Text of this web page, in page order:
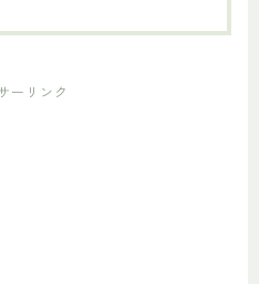
ーリンク